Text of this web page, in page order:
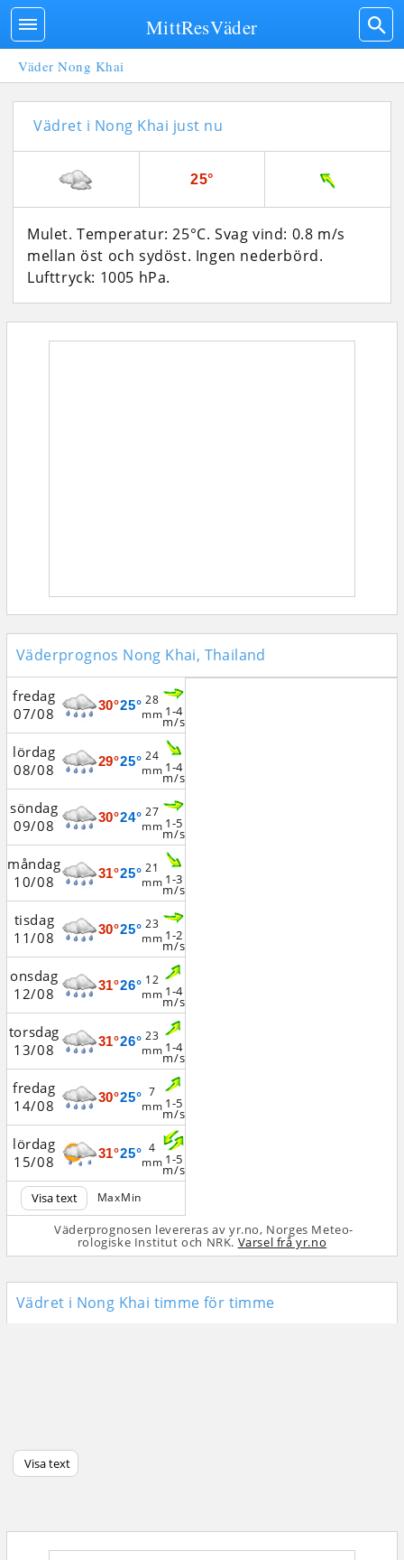
Väder Nong Khai
Vädret i Nong Khai just nu
25°
Mulet. Temperatur: 25°C. Svag vind: 0.8 m/s
mellan öst och sydöst. Ingen nederbörd.
Lufttryck: 1005 hPa.
Väderprognos Nong Khai, Thailand
fredag
07/08
lördag
08/08
söndag
09/08
måndag
10/08
tisdag
11/08
onsdag
12/08
torsdag
13/08
fredag
14/08
lördag
15/08
Visa text
30°
29°
30°
31°
30°
31°
31°
30°
31°
Max
25°
25°
24°
25°
25°
26°
26°
25°
25°
Min
28
mm
24
mm
27
mm
21
mm
23
mm
12
mm
23
mm
7
mm
4
mm
1-4
m/s
1-4
m/s
1-5
m/s
1-3
m/s
1-2
m/s
1-4
m/s
1-4
m/s
1-5
m/s
1-5
m/s
Väderprognosen levereras av yr.no, Norges Meteo­
rologiske Institut och NRK. Varsel frå yr.no
Vädret i Nong Khai timme för timme
Visa text
MittResVäder